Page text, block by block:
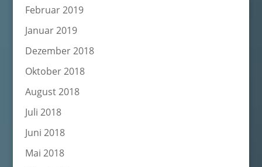
Februar 2019
Januar 2019
Dezember 2018
Oktober 2018
August 2018
Juli 2018
Juni 2018
Mai 2018